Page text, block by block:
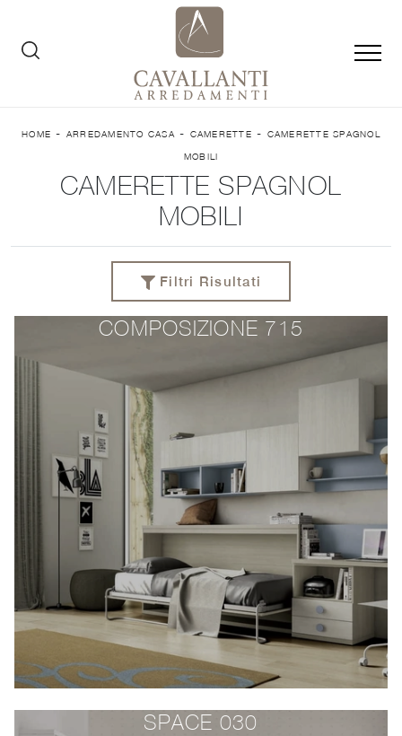
HOME - ARREDAMENTO CASA - CAMERETTE - CAMERETTE SPAGNOL
MOBILI
CAMERETTE SPAGNOL
MOBILI
Filtri Risultati
COMPOSIZIONE 715
SPACE 030